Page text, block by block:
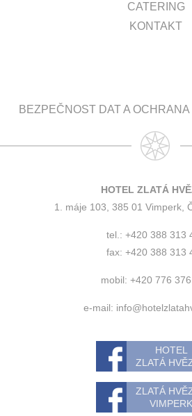
CATERING
KONTAKT
BEZPEČNOST DAT A
HOTEL ZLATÁ
1. máje 103, 385 01 Vimperk,
tel.: +420 388 313
fax: +420 388 313
mobil: +420 776
e-mail:
HOTEL
ZLATÁ
ZLATÁ
VIMPERK